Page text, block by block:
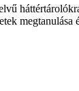
megtanulása